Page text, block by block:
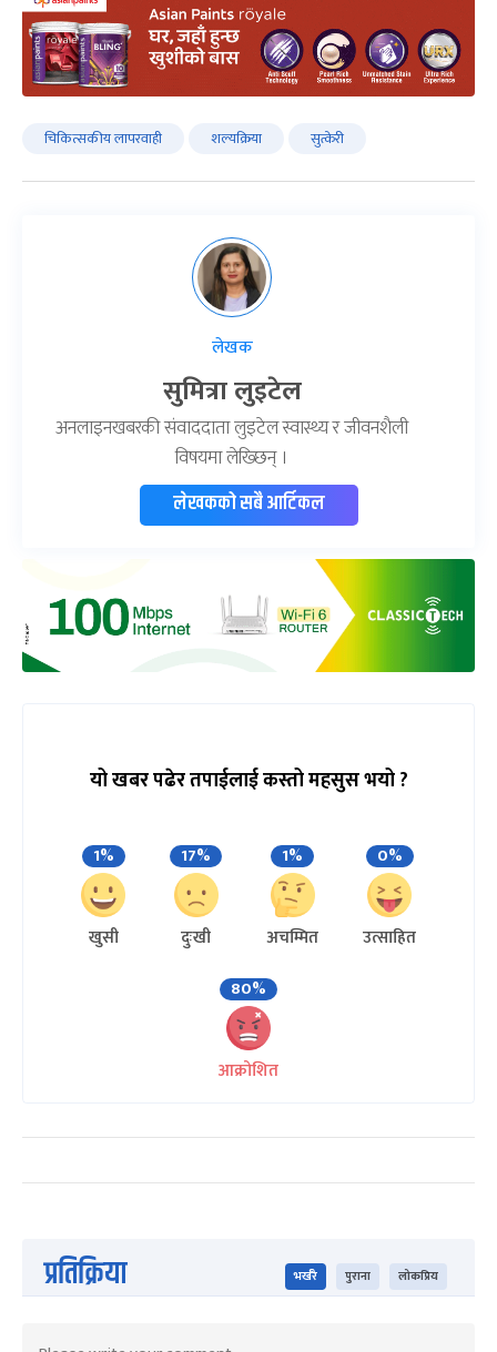
चिकित्सकीय लापरवाही शल्यक्रिया सुत्केरी
लेखक
सुमित्रा लुइटेल
अनलाइनखबरकी संवाददाता लुइटेल स्वास्थ्य र जीवनशैली
विषयमा लेख्छिन् ।
लेखकको सबै आर्टिकल
यो खबर पढेर तपाईलाई कस्तो महसुस भयो ?
1%
खुसी
17%
दुःखी
1%
अचम्मित
0%
उत्साहित
80%
आक्रोशित
प्रतिक्रिया भर्खरै पुराना लोकप्रिय